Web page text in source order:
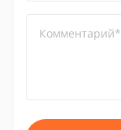
Комментарий*